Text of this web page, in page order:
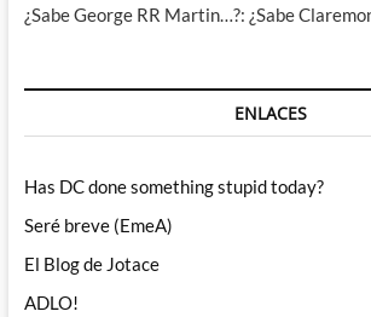
¿Sabe George RR Martin…?: ¿Sabe
ENLACES
Has DC done something stupid today?
Seré breve (EmeA)
El Blog de Jotace
ADLO!